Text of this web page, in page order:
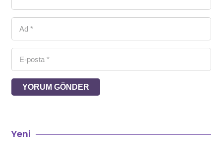
YORUM GÖNDER
Yeni